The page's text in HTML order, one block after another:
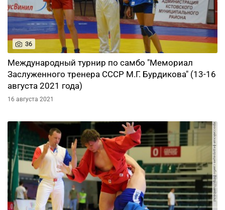
36
Международный турнир по самбо "Мемориал
Заслуженного тренера СССР М.Г. Бурдикова" (13-16
августа 2021 года)
16 августа 2021